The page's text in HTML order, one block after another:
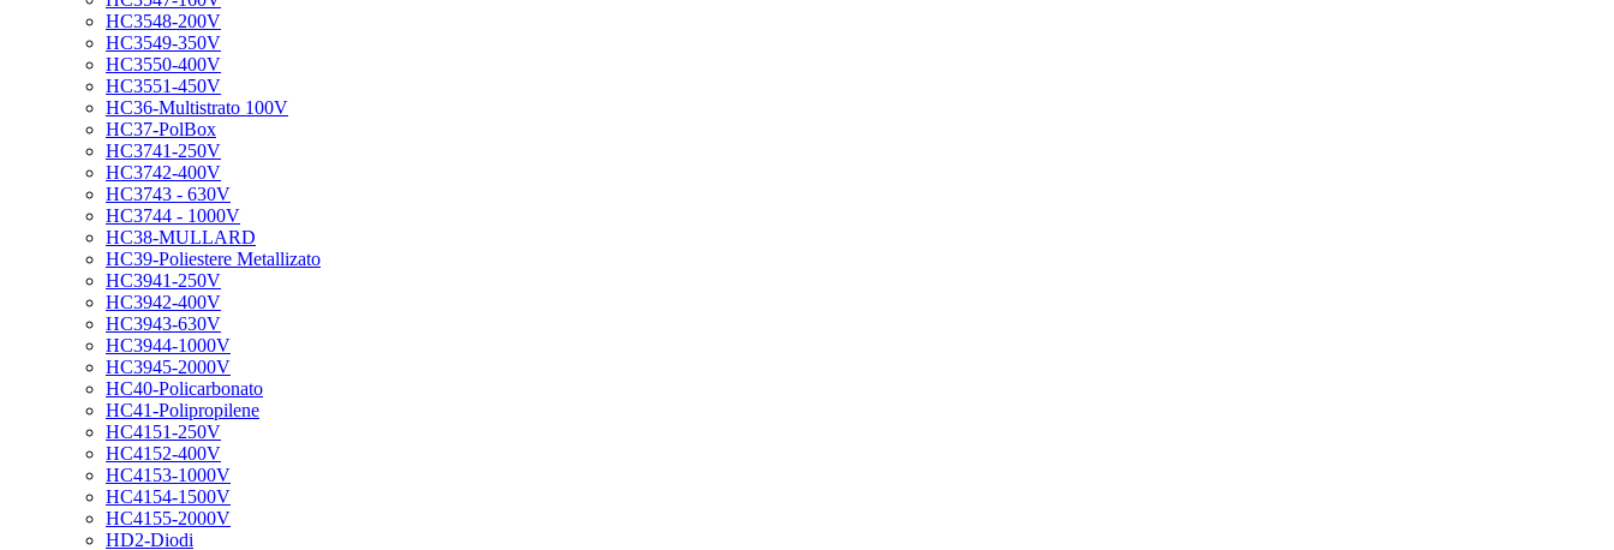
HC3548-200V
HC3549-350V
HC3550-400V
HC3551-450V
HC36-Multistrato 100V
HC37-PolBox
HC3741-250V
HC3742-400V
HC3743 - 630V
HC3744 - 1000V
HC38-MULLARD
HC39-Poliestere Metallizato
HC3941-250V
HC3942-400V
HC3943-630V
HC3944-1000V
HC3945-2000V
HC40-Policarbonato
HC41-Polipropilene
HC4151-250V
HC4152-400V
HC4153-1000V
HC4154-1500V
HC4155-2000V
HD2-Diodi